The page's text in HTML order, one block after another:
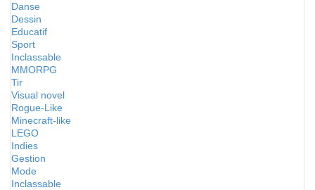
Danse
Dessin
Educatif
Sport
Inclassable
MMORPG
Tir
Visual novel
Rogue-Like
Minecraft-like
LEGO
Indies
Gestion
Mode
Inclassable